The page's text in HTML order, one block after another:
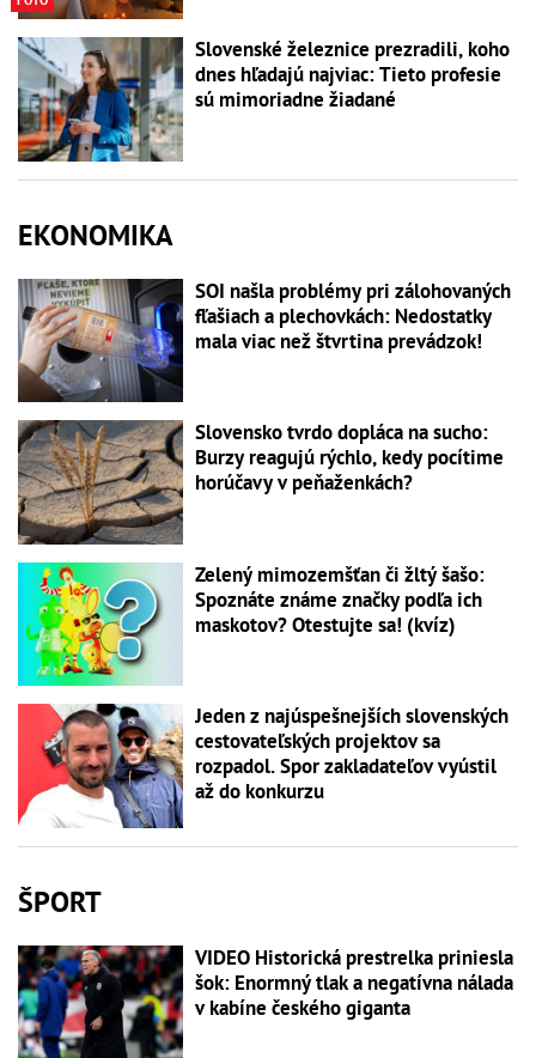
Slovenské železnice prezradili, koho
dnes hľadajú najviac: Tieto profesie
sú mimoriadne žiadané
EKONOMIKA
SOI našla problémy pri zálohovaných
fľašiach a plechovkách: Nedostatky
mala viac než štvrtina prevádzok!
Slovensko tvrdo dopláca na sucho:
Burzy reagujú rýchlo, kedy pocítime
horúčavy v peňaženkách?
Zelený mimozemšťan či žltý šašo:
Spoznáte známe značky podľa ich
maskotov? Otestujte sa! (kvíz)
Jeden z najúspešnejších slovenských
cestovateľských projektov sa
rozpadol. Spor zakladateľov vyústil
až do konkurzu
ŠPORT
VIDEO Historická prestrelka priniesla
šok: Enormný tlak a negatívna nálada
v kabíne českého giganta